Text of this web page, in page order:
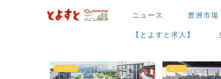
ニュース 豊洲市場
【とよすと求人】
おトク グルメ